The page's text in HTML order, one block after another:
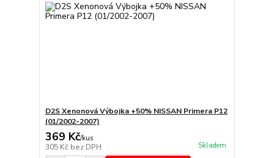
D2S Xenonová Výbojka +50% NISSAN Primera P12
(01/2002-2007)
369 Kč/kus
305 Kč bez DPH Skladem